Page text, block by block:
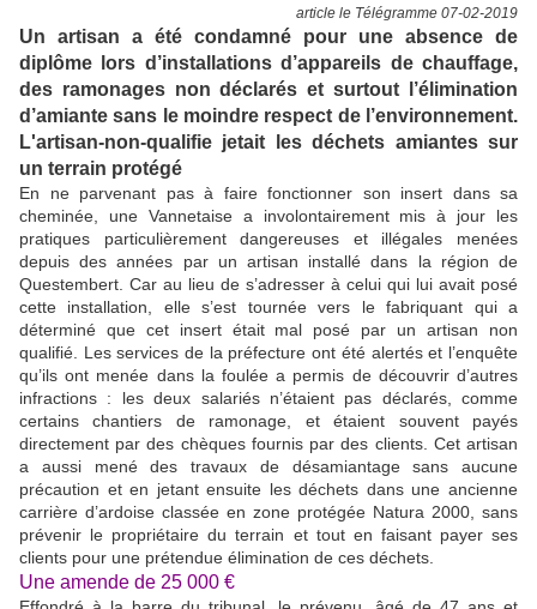
article le Télégramme 07-02-2019
Un artisan a été condamné pour une absence de
diplôme lors d’installations d’appareils de chauffage,
des ramonages non déclarés et surtout l’élimination
d’amiante sans le moindre respect de l’environnement.
L'artisan-non-qualifie jetait les déchets amiantes sur
un terrain protégé
En ne parvenant pas à faire fonctionner son insert dans sa
cheminée, une Vannetaise a involontairement mis à jour les
pratiques particulièrement dangereuses et illégales menées
depuis des années par un artisan installé dans la région de
Questembert. Car au lieu de s’adresser à celui qui lui avait posé
cette installation, elle s’est tournée vers le fabriquant qui a
déterminé que cet insert était mal posé par un artisan non
qualifié. Les services de la préfecture ont été alertés et l’enquête
qu’ils ont menée dans la foulée a permis de découvrir d’autres
infractions : les deux salariés n’étaient pas déclarés, comme
certains chantiers de ramonage, et étaient souvent payés
directement par des chèques fournis par des clients. Cet artisan
a aussi mené des travaux de désamiantage sans aucune
précaution et en jetant ensuite les déchets dans une ancienne
carrière d’ardoise classée en zone protégée Natura 2000, sans
prévenir le propriétaire du terrain et tout en faisant payer ses
clients pour une prétendue élimination de ces déchets.
Une amende de 25 000 €